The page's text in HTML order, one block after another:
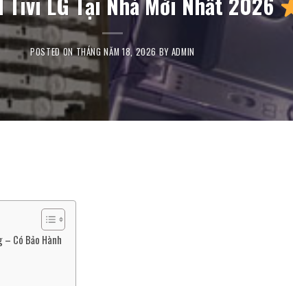
POSTED ONTHÁNG NĂM 18, 2026BY ADMIN
– Có Bảo Hành